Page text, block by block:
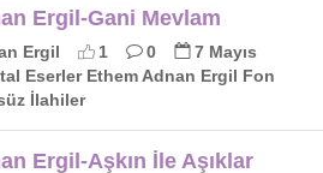
Ergil-Gani Mevlam
Ergil 1 0
7 Mayıs
Eserler Ethem Adnan Ergil Fon
İlahiler
Ergil-Aşkın İle Aşıklar